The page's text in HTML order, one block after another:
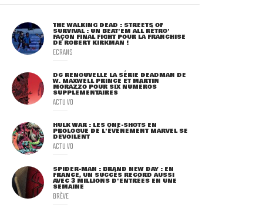
THE WALKING DEAD : STREETS OF
SURVIVAL : UN BEAT'EM ALL RÉTRO'
FAÇON FINAL FIGHT POUR LA FRANCHISE
DE ROBERT KIRKMAN !
ECRANS
DC RENOUVELLE LA SÉRIE DEADMAN DE
W. MAXWELL PRINCE ET MARTIN
MORAZZO POUR SIX NUMÉROS
SUPPLÉMENTAIRES
ACTU VO
HULK WAR : LES ONE-SHOTS EN
PROLOGUE DE L'ÉVÈNEMENT MARVEL SE
DÉVOILENT
ACTU VO
SPIDER-MAN : BRAND NEW DAY : EN
FRANCE, UN SUCCÈS RECORD AUSSI
AVEC 3 MILLIONS D'ENTRÉES EN UNE
SEMAINE
BRÈVE